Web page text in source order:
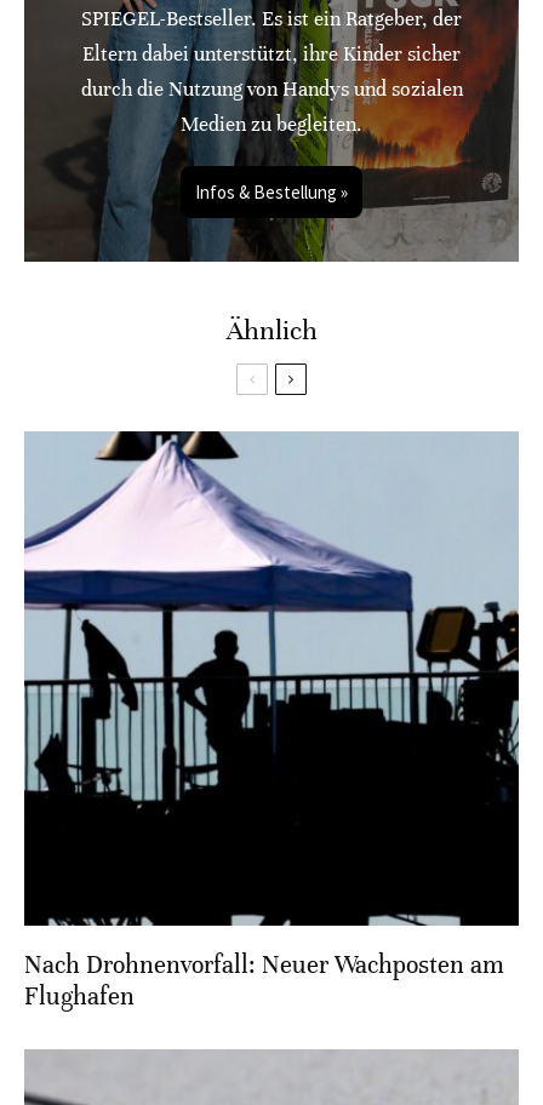
SPIEGEL-Bestseller. Es ist ein Ratgeber, der
Eltern dabei unterstützt, ihre Kinder sicher
durch die Nutzung von Handys und sozialen
Medien zu begleiten.
Infos & Bestellung »
Ähnlich
Nach Drohnenvorfall: Neuer Wachposten am
Flughafen